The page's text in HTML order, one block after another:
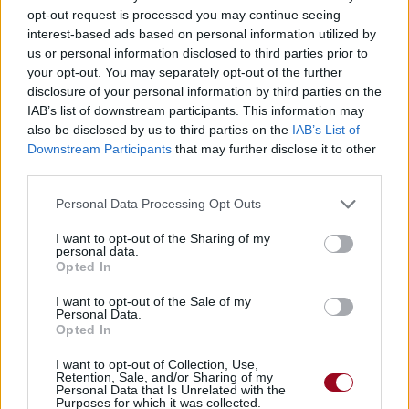
opt-out request is processed you may continue seeing
interest-based ads based on personal information utilized by
us or personal information disclosed to third parties prior to
your opt-out. You may separately opt-out of the further
disclosure of your personal information by third parties on the
IAB’s list of downstream participants. This information may
also be disclosed by us to third parties on the IAB’s List of
Downstream Participants that may further disclose it to other
Personal Data Processing Opt Outs
I want to opt-out of the Sharing of my
personal data.
Opted In
I want to opt-out of the Sale of my
Personal Data.
Opted In
I want to opt-out of Collection, Use,
Retention, Sale, and/or Sharing of my
Personal Data that Is Unrelated with the
Purposes for which it was collected.
Publié parMaelle9 9373 3 3 6 le 17 janvier 2004 à
21h56.
Chanteurs : Twista
Albums : Kamikaze
Commentaires
Vous aimez chanter, apprenez la guitare chez
Télécharger légalement les MP3 sur